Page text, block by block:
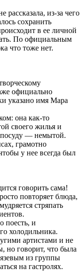
рассказала, из-за чего
сохранить
в ее личной
По официальным
что тоже нет.
официально
указано имя Мара
она как-то
своего жилья и
посуду — немытой.
грамотно
у нее всегда был
говорить сама!
повторяет блюда,
стряпать
поесть, и
холодильника.
артистами и не
но говорит, что была
из группы
на гастролях.